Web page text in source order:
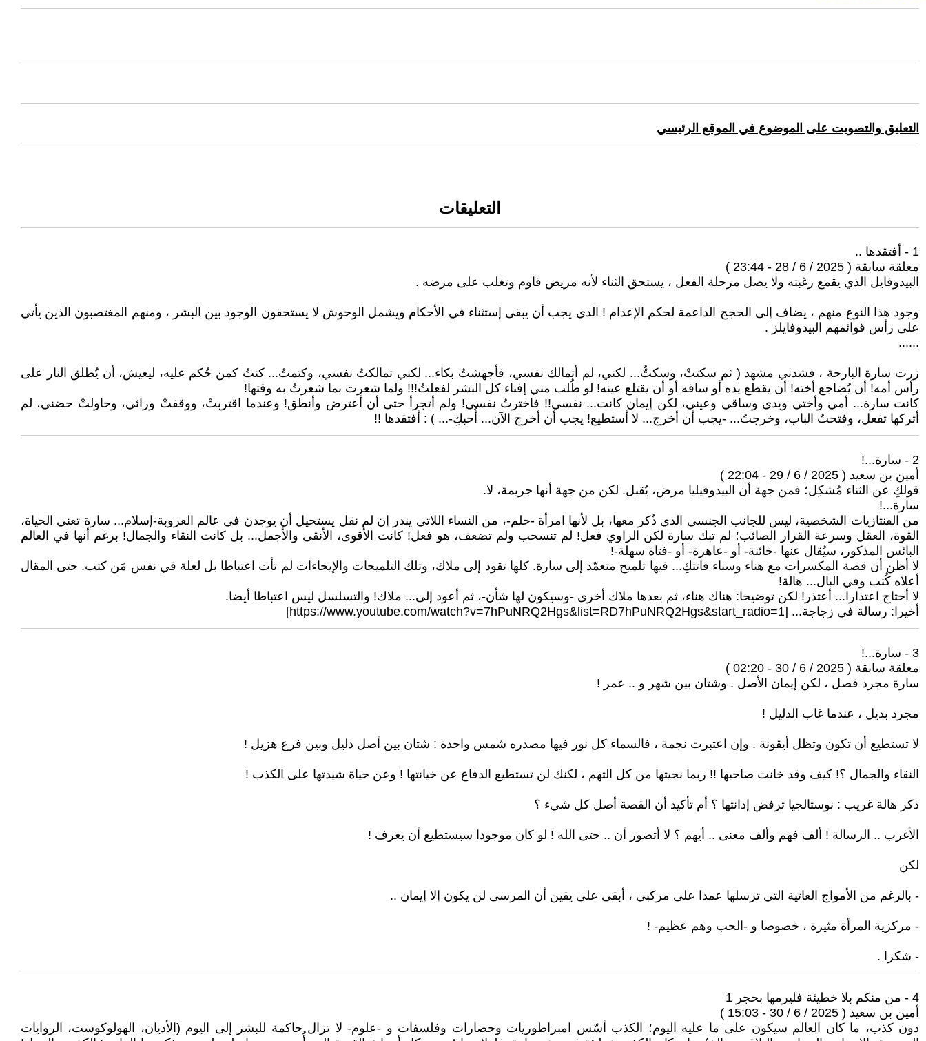
التعليق والتصويت على الموضوع في الموقع الرئيسي
التعليقات
1 - أفتقدها ..
معلقة سابقة ( 2025 / 6 / 28 - 23:44 )
البيدوفايل الذي يقمع رغبته ولا يصل مرحلة الفعل ، يستحق الثناء لأنه مريض قاوم وتغلب على مرضه .
وجود هذا النوع منهم ، يضاف إلى الحجج الداعمة لحكم الإعدام ! الذي يجب أن يبقى إستثناء في الأحكام ويشمل الوحوش لا يستحقون الوجود بين البشر ، ومنهم المغتصبون الذين يأتي
على رأس قوائمهم البيدوفايلز .
......
زرت سارة البارحة ، فشدني مشهد ( ثم سكتتْ، وسكتُّ... لكني، لم أتمالك نفسي، فأجهشتُ بكاء... لكني تمالكتُ نفسي، وكتمتُ... كنتُ كمن حُكم عليه، ليعيش، أن يُطلق النار على
رأس أمه! أن يُضاجع أخته! أن يقطع يده أو ساقه أو أن يقتلع عينه! لو طُلب مني إفناء كل البشر لفعلتُ!!! ولما شعرت بما شعرتُ به وقتها!
كانت سارة... أمي وأختي ويدي وساقي وعيني، لكن إيمان كانت... نفسي!! فاخترتُ نفسي! ولم أتجرأ حتى أن أعترض وأنطق! وعندما اقتربتْ، ووقفتْ ورائي، وحاولتْ حضني، لم
أتركها تفعل، وفتحتُ الباب، وخرجتُ... -يجب أن أخرج... لا أستطيع! يجب أن أخرج الآن... أُحبكِ-... ) : أفتقدها !!
2 - سارة...!
أمين بن سعيد ( 2025 / 6 / 29 - 22:04 )
قولكِ عن الثناء مُشكِل؛ فمن جهة أن البيدوفيليا مرض، يُقبل. لكن من جهة أنها جريمة، لا.
سارة...!
من الفنتازيات الشخصية، ليس للجانب الجنسي الذي ذُكر معها، بل لأنها امرأة -حلم-، من النساء اللاتي يندر إن لم نقل يستحيل أن يوجدن في عالم العروبة-إسلام... سارة تعني الحياة،
القوة، العقل وسرعة القرار الصائب؛ لم تبك سارة لكن الراوي فعل! لم تنسحب ولم تضعف، هو فعل! كانت الأقوى، الأنقى والأجمل... بل كانت النقاء والجمال! برغم أنها في العالم
البائس المذكور، سيُقال عنها -خائنة- أو -عاهرة- أو -فتاة سهلة-!
لا أظن أن قصة المكسرات مع هناء وسناء فاتتكِ... فيها تلميح متعمّد إلى سارة. كلها تقود إلى ملاك، وتلك التلميحات والإيحاءات لم تأت اعتباطا بل لعلة في نفس مَن كتب. حتى المقال
أعلاه كُتب وفي البال... هالة!
لا أحتاج اعتذارا... أعتذر! لكن توضيحا: هناك هناء، ثم بعدها ملاك أخرى -وسيكون لها شأن-، ثم أعود إلى... ملاك! والتسلسل ليس اعتباطا أيضا.
أخيرا: رسالة في زجاجة... [https://www.youtube.com/watch?v=7hPuNRQ2Hgs&list=RD7hPuNRQ2Hgs&start_radio=1]
3 - سارة...!
معلقة سابقة ( 2025 / 6 / 30 - 02:20 )
سارة مجرد فصل ، لكن إيمان الأصل . وشتان بين شهر و .. عمر !
مجرد بديل ، عندما غاب الدليل !
لا تستطيع أن تكون وتظل أيقونة . وإن اعتبرت نجمة ، فالسماء كل نور فيها مصدره شمس واحدة : شتان بين أصل دليل وبين فرع هزيل !
النقاء والجمال ؟! كيف وقد خانت صاحبها !! ربما نجيتها من كل التهم ، لكنك لن تستطيع الدفاع عن خيانتها ! وعن حياة شيدتها على الكذب !
ذكر هالة غريب : نوستالجيا ترفض إدانتها ؟ أم تأكيد أن القصة أصل كل شيء ؟
الأغرب .. الرسالة ! ألف فهم وألف معنى .. أيهم ؟ لا أتصور أن .. حتى الله ! لو كان موجودا سيستطيع أن يعرف !
لكن
- بالرغم من الأمواج العاتية التي ترسلها عمدا على مركبي ، أبقى على يقين أن المرسى لن يكون إلا إيمان ..
- مركزية المرأة مثيرة ، خصوصا و -الحب وهم عظيم- !
- شكرا .
4 - من منكم بلا خطيئة فليرمها بحجر 1
أمين بن سعيد ( 2025 / 6 / 30 - 15:03 )
دون كذب، ما كان العالم سيكون على ما عليه اليوم؛ الكذب أسّس امبراطوريات وحضارات وفلسفات و -علوم- لا تزال حاكمة للبشر إلى اليوم (الأديان، الهولوكوست، الروايات